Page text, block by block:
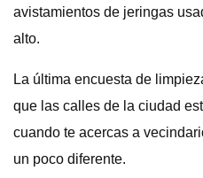
avistamientos de jeringas
alto.
La última encuesta de
que las calles de la ciudad
cuando te acercas a
un poco diferente.